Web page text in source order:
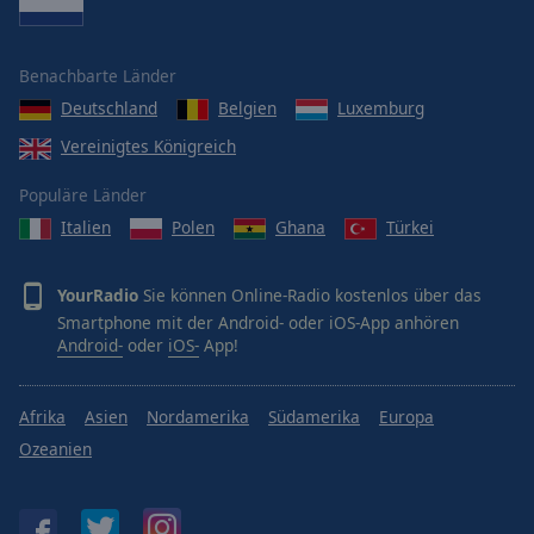
Area
Color
Opacity
Font
Size
Text
Font
Family
Benachbarte Länder
Deutschland
Belgien
Luxemburg
Vereinigtes Königreich
Populäre Länder
Italien
Polen Ghana Türkei
YourRadio Sie können Online-Radio kostenlos über das
Smartphone mit der Android- oder iOS-App anhören
Android- oder iOS- App!
Afrika Asien Nordamerika Südamerika
Europa
Ozeanien